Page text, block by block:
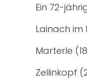
Ein 72-
Lainach im
Marterle
Zellinkopf